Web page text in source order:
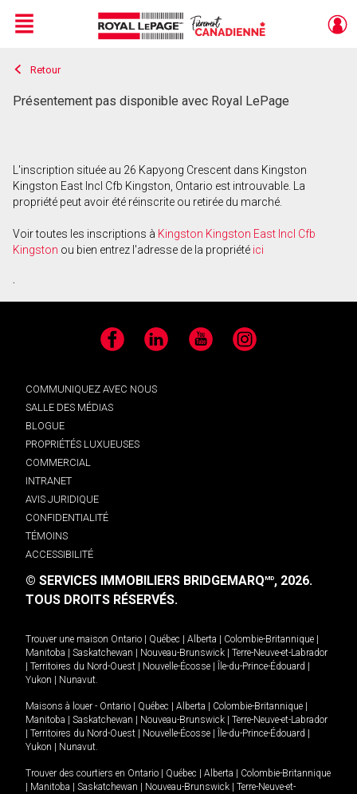
Live
En Direct
Menu
Retour
Présentement pas disponible avec Royal LePage
L'inscription située au 26 Kapyong Crescent dans Kingston
Kingston East Incl Cfb Kingston, Ontario est introuvable. La
propriété peut avoir été réinscrite ou retirée du marché.
Voir toutes les inscriptions à Kingston Kingston East Incl Cfb
Kingston ou bien entrez l'adresse de la propriété ici
.
Facebook LinkedIn YouTube Instagram
COMMUNIQUEZ AVEC NOUS
SALLE DES MÉDIAS
BLOGUE
PROPRIÉTÉS LUXUEUSES
COMMERCIAL
INTRANET
AVIS JURIDIQUE
CONFIDENTIALITÉ
TÉMOINS
ACCESSIBILITÉ
© SERVICES IMMOBILIERS BRIDGEMARQMD, 2026.
TOUS DROITS RÉSERVÉS.
Trouver une maison Ontario Québec Alberta Colombie-Britannique
Manitoba
Saskatchewan Nouveau-Brunswick
Terre-Neuve-et-Labrador
Territoires du Nord-Ouest Nouvelle-Écosse Île-du-Prince-Édouard
Yukon
Nunavut.
Maisons à louer - Ontario Québec Alberta Colombie-Britannique
Manitoba
Saskatchewan Nouveau-Brunswick
Terre-Neuve-et-Labrador
Territoires du Nord-Ouest Nouvelle-Écosse Île-du-Prince-Édouard
Yukon
Nunavut.
Trouver des courtiers en Ontario Québec Alberta
Colombie-Britannique
Manitoba Saskatchewan Nouveau-Brunswick
Terre-Neuve-et-